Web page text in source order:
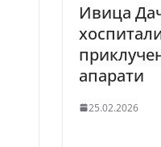
Ивица
апарати
25.02.2026